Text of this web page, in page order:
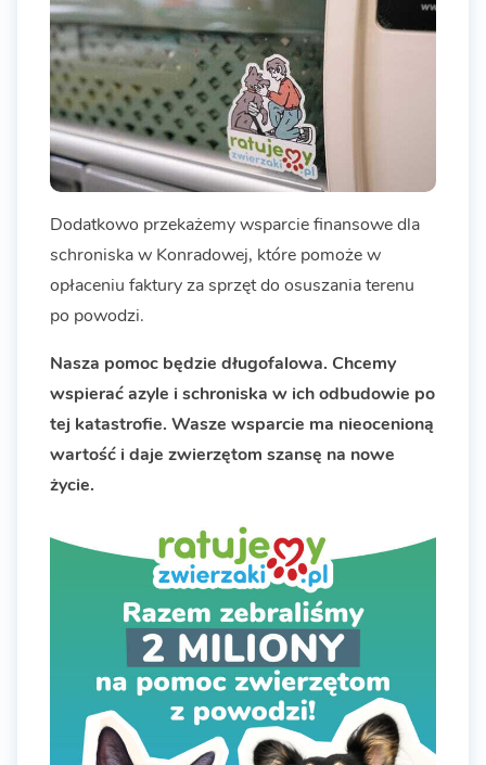
Dodatkowo przekażemy wsparcie finansowe dla
schroniska w Konradowej, które pomoże w
opłaceniu faktury za sprzęt do osuszania terenu
po powodzi.
Nasza pomoc będzie długofalowa. Chcemy
wspierać azyle i schroniska w ich odbudowie po
tej katastrofie. Wasze wsparcie ma nieocenioną
wartość i daje zwierzętom szansę na nowe
życie.